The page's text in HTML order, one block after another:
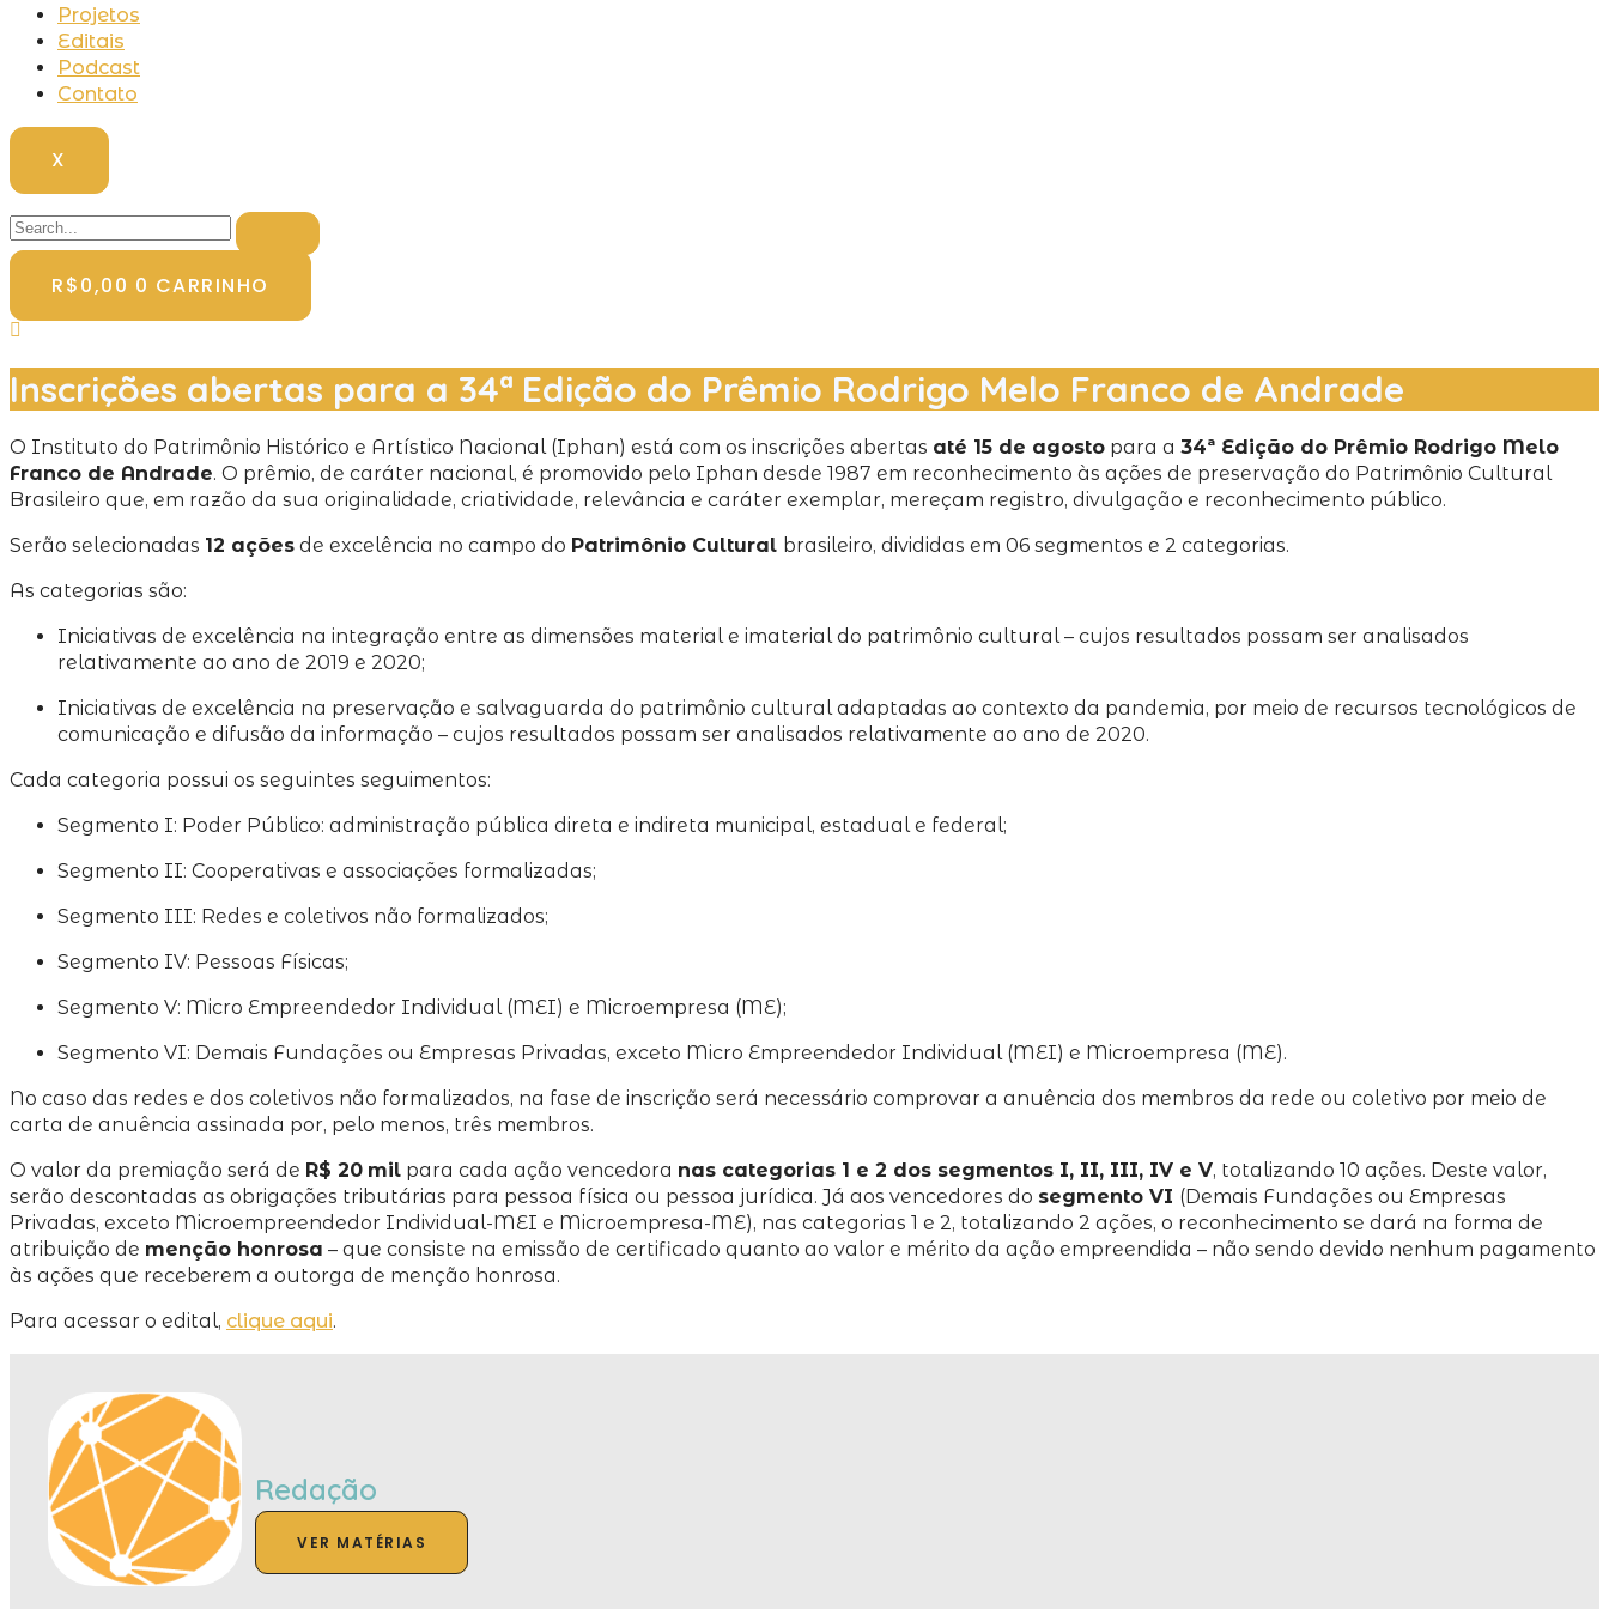
Projetos
Editais
Podcast
Contato
X
R$0,00 0 CARRINHO
Inscrições abertas para a 34ª Edição do Prêmio Rodrigo Melo Franco de Andrade
O Instituto do Patrimônio Histórico e Artístico Nacional (Iphan) está com os inscrições abertas até 15 de agosto para a 34ª Edição do Prêmio Rodrigo Melo
Franco de Andrade. O prêmio, de caráter nacional, é promovido pelo Iphan desde 1987 em reconhecimento às ações de preservação do Patrimônio Cultural
Brasileiro que, em razão da sua originalidade, criatividade, relevância e caráter exemplar, mereçam registro, divulgação e reconhecimento público.
Serão selecionadas 12 ações de excelência no campo do Patrimônio Cultural brasileiro, divididas em 06 segmentos e 2 categorias.
As categorias são:
Iniciativas de excelência na integração entre as dimensões material e imaterial do patrimônio cultural – cujos resultados possam ser analisados
relativamente ao ano de 2019 e 2020;
Iniciativas de excelência na preservação e salvaguarda do patrimônio cultural adaptadas ao contexto da pandemia, por meio de recursos tecnológicos de
comunicação e difusão da informação – cujos resultados possam ser analisados relativamente ao ano de 2020.
Cada categoria possui os seguintes seguimentos:
Segmento I: Poder Público: administração pública direta e indireta municipal, estadual e federal;
Segmento II: Cooperativas e associações formalizadas;
Segmento III: Redes e coletivos não formalizados;
Segmento IV: Pessoas Físicas;
Segmento V: Micro Empreendedor Individual (MEI) e Microempresa (ME);
Segmento VI: Demais Fundações ou Empresas Privadas, exceto Micro Empreendedor Individual (MEI) e Microempresa (ME).
No caso das redes e dos coletivos não formalizados, na fase de inscrição será necessário comprovar a anuência dos membros da rede ou coletivo por meio de
carta de anuência assinada por, pelo menos, três membros.
O valor da premiação será de R$ 20 mil para cada ação vencedora nas categorias 1 e 2 dos segmentos I, II, III, IV e V, totalizando 10 ações. Deste valor,
serão descontadas as obrigações tributárias para pessoa física ou pessoa jurídica. Já aos vencedores do segmento VI (Demais Fundações ou Empresas
Privadas, exceto Microempreendedor Individual-MEI e Microempresa-ME), nas categorias 1 e 2, totalizando 2 ações, o reconhecimento se dará na forma de
atribuição de menção honrosa – que consiste na emissão de certificado quanto ao valor e mérito da ação empreendida – não sendo devido nenhum pagamento
às ações que receberem a outorga de menção honrosa.
Para acessar o edital, clique aqui.
Redação
VER MATÉRIAS